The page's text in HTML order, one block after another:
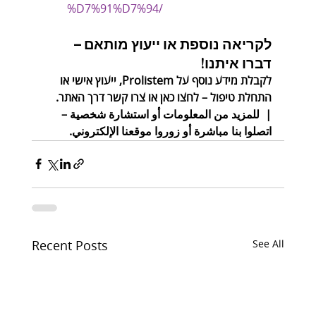
%D7%91%D7%94/
לקריאה נוספת או ייעוץ מותאם –
דברו איתנו!
לקבלת מידע נוסף על Prolistem, ייעוץ אישי או
התחלת טיפול – לחצו כאן או צרו קשר דרך האתר.
|  للمزيد من المعلومات أو استشارة شخصية –
اتصلوا بنا مباشرة أو زوروا موقعنا الإلكتروني.
Recent Posts See All